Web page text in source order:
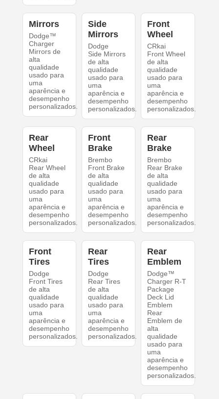
Mirrors
Dodge™
Charger
Mirrors de
alta
qualidade
usado para
uma
aparência e
desempenho
personalizados.
Side
Mirrors
Dodge
Side Mirrors
de alta
qualidade
usado para
uma
aparência e
desempenho
personalizados.
Front
Wheel
CRkai
Front Wheel
de alta
qualidade
usado para
uma
aparência e
desempenho
personalizados.
Rear
Wheel
CRkai
Rear Wheel
de alta
qualidade
usado para
uma
aparência e
desempenho
personalizados.
Front
Brake
Brembo
Front Brake
de alta
qualidade
usado para
uma
aparência e
desempenho
personalizados.
Rear
Brake
Brembo
Rear Brake
de alta
qualidade
usado para
uma
aparência e
desempenho
personalizados.
Front
Tires
Dodge
Front Tires
de alta
qualidade
usado para
uma
aparência e
desempenho
personalizados.
Rear
Tires
Dodge
Rear Tires
de alta
qualidade
usado para
uma
aparência e
desempenho
personalizados.
Rear
Emblem
Dodge™
Charger R-T
Package
Deck Lid
Emblem
Rear
Emblem de
alta
qualidade
usado para
uma
aparência e
desempenho
personalizados.